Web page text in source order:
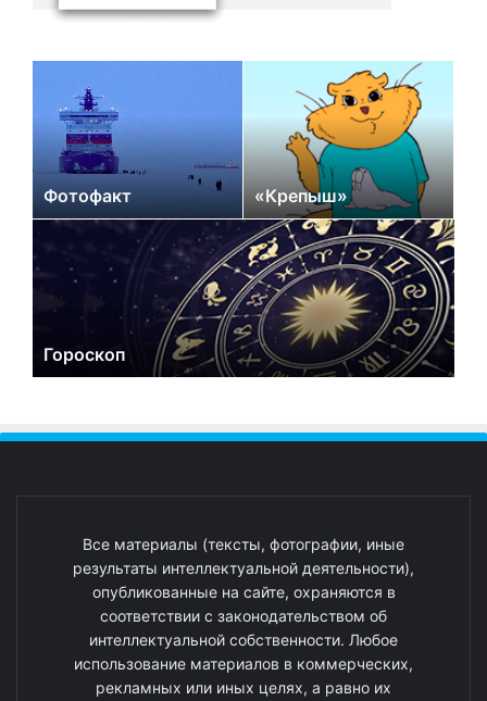
Фотофакт «Крепыш»
Гороскоп
Все материалы (тексты, фотографии, иные
результаты интеллектуальной деятельности),
опубликованные на сайте, охраняются в
соответствии с законодательством об
интеллектуальной собственности. Любое
использование материалов в коммерческих,
рекламных или иных целях, а равно их